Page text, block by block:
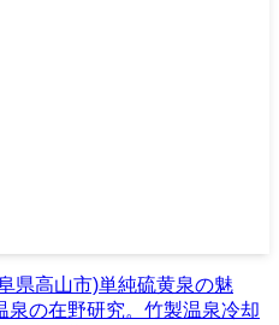
県高山市)単純硫黄泉の魅
泉の在野研究。竹製温泉冷却